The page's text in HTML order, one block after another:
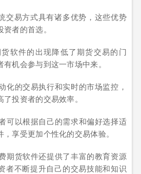
交易方式具有诸多优势，这些优势
者的首选。
软件的出现降低了期货交易的门
机会参与到这一市场中来。
化的交易执行和实时的市场监控，
投资者的交易效率。
可以根据自己的需求和偏好选择适
享受更加个性化的交易体验。
期货软件还提供了丰富的教育资源
者不断提升自己的交易技能和知识